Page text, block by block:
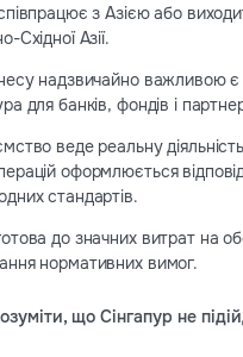
з Азією або
Східної Азії.
надзвичайно важливою є
для банків, фондів і
веде реальну
оформлюється
стандартів.
до значних витрат на
нормативних вимог.
що Сінгапур не